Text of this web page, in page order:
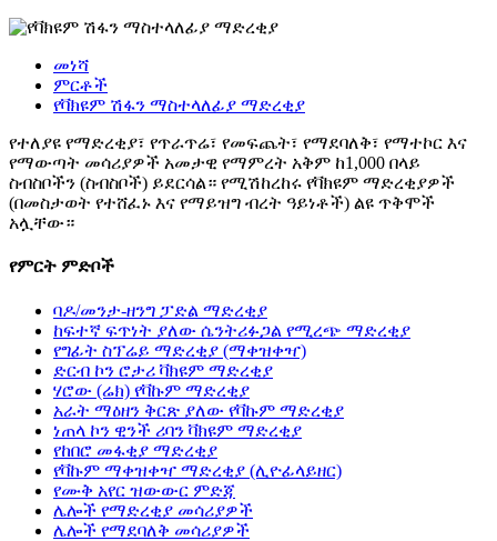
መነሻ
ምርቶች
የቫክዩም ሽፋን ማስተላለፊያ ማድረቂያ
የተለያዩ የማድረቂያ፣ የጥራጥሬ፣ የመፍጨት፣ የማደባለቅ፣ የማተኮር እና
የማውጣት መሳሪያዎች አመታዊ የማምረት አቅም ከ1,000 በላይ
ስብስቦችን (ስብስቦች) ይደርሳል። የሚሽከረከሩ የቫክዩም ማድረቂያዎች
(በመስታወት የተሸፈኑ እና የማይዝግ ብረት ዓይነቶች) ልዩ ጥቅሞች
አሏቸው።
የምርት ምድቦች
ባዶ/መንታ-ዘንግ ፓድል ማድረቂያ
ከፍተኛ ፍጥነት ያለው ሴንትሪፉጋል የሚረጭ ማድረቂያ
የግፊት ስፕሬይ ማድረቂያ (ማቀዝቀዣ)
ድርብ ኮን ሮታሪ ቫክዩም ማድረቂያ
ሃሮው (ሬክ) የቫኩም ማድረቂያ
አራት ማዕዘን ቅርጽ ያለው የቫኩም ማድረቂያ
ነጠላ ኮን ዊንች ሪባን ቫክዩም ማድረቂያ
የከበሮ መፋቂያ ማድረቂያ
የቫኩም ማቀዝቀዣ ማድረቂያ (ሊዮፊላይዘር)
የሙቅ አየር ዝውውር ምድጃ
ሌሎች የማድረቂያ መሳሪያዎች
ሌሎች የማደባለቅ መሳሪያዎች